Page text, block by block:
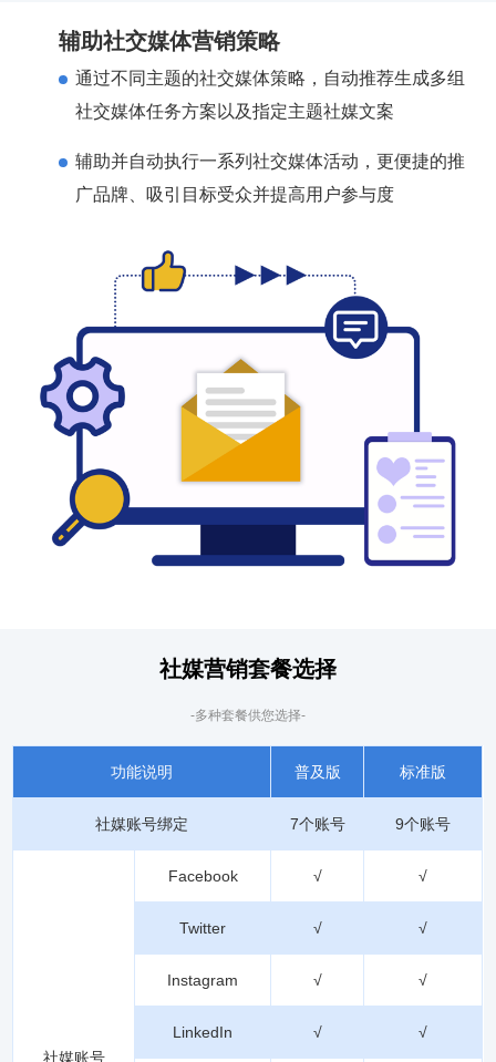
辅助社交媒体营销策略
通过不同主题的社交媒体策略，自动推荐生成多组
社交媒体任务方案以及指定主题社媒文案
辅助并自动执行一系列社交媒体活动，更便捷的推
广品牌、吸引目标受众并提高用户参与度
社媒营销套餐选择
-多种套餐供您选择-
功能说明 普及版 标准版
社媒账号绑定 7个账号 9个账号
社媒账号
Facebook √ √
Twitter √ √
Instagram √ √
LinkedIn √ √